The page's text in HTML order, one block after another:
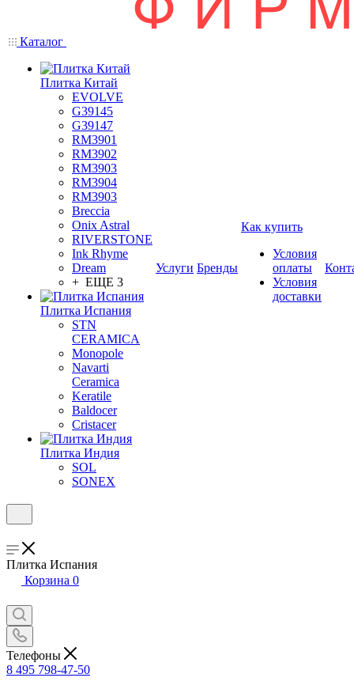
Каталог
Плитка Китай
EVOLVE
G39145
G39147
RM3901
RM3902
RM3903
RM3904
RM3903
Breccia
Onix Astral
RIVERSTONE
Ink Rhyme
Dream
+ ЕЩЕ 3
Плитка Испания
STN
CERAMICA
Monopole
Navarti
Ceramica
Keratile
Baldocer
Cristacer
Плитка Индия
SOL
SONEX
Услуги Бренды
Как купить
Условия
оплаты
Условия
доставки
Плитка Испания
Корзина 0
Телефоны
8 495 798-47-50